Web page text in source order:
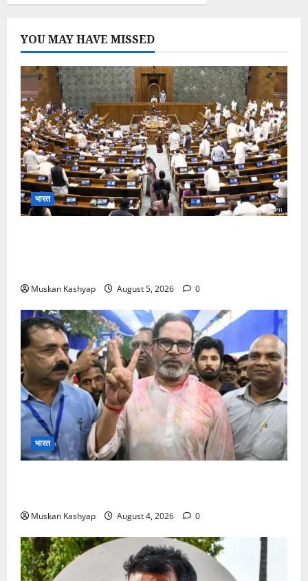
YOU MAY HAVE MISSED
भारत
Muskan Kashyap August 5, 2026 0
भारत
Muskan Kashyap August 4, 2026 0